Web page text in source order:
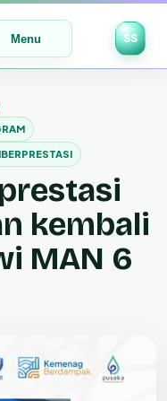
Menu SS
kembali
MAN 6